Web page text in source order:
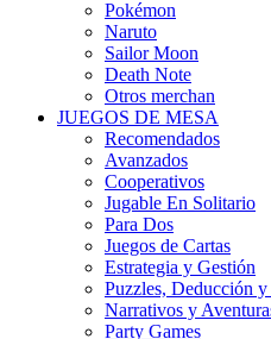
Pokémon
Naruto
Sailor Moon
Death Note
Otros merchan
JUEGOS DE MESA
Recomendados
Avanzados
Cooperativos
Jugable En Solitario
Para Dos
Juegos de Cartas
Estrategia y Gestión
Puzzles, Deducción y
Narrativos y
Party Games